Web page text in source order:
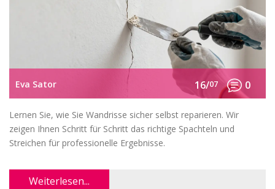
Eva Sator 16/07 0
Lernen Sie, wie Sie Wandrisse sicher selbst reparieren. Wir
zeigen Ihnen Schritt für Schritt das richtige Spachteln und
Streichen für professionelle Ergebnisse.
Weiterlesen...